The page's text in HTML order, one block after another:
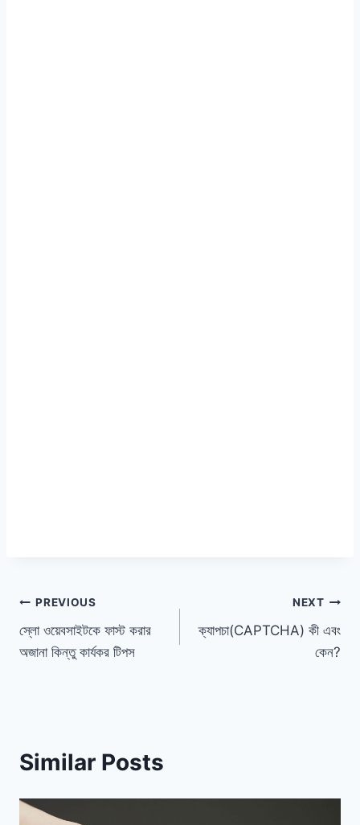
পোস্ট
ন্যাভিগেশন
PREVIOUS
স্লো ওয়েবসাইটকে ফাস্ট করার
অজানা কিন্তু কার্যকর টিপস
NEXT
ক্যাপচা(CAPTCHA) কী এবং
কেন?
Similar Posts